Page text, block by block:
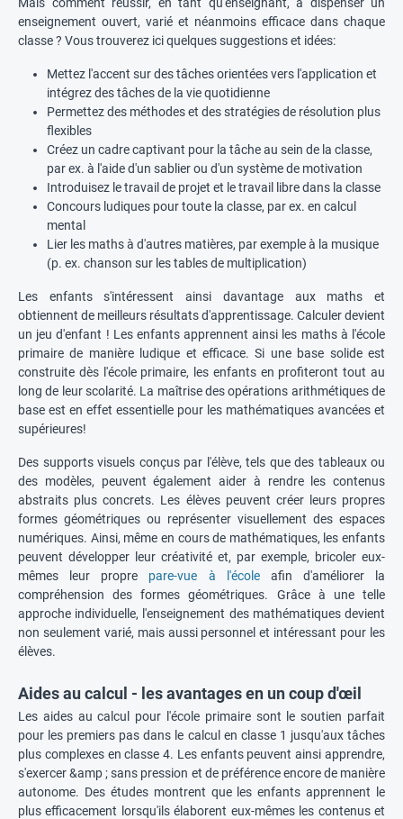
enseignement ouvert, varié et néanmoins efficace dans chaque
classe ? Vous trouverez ici quelques suggestions et idées:
Mettez l'accent sur des tâches orientées vers l'application et
intégrez des tâches de la vie quotidienne
Permettez des méthodes et des stratégies de résolution plus
flexibles
Créez un cadre captivant pour la tâche au sein de la classe,
par ex. à l'aide d'un sablier ou d'un système de motivation
Introduisez le travail de projet et le travail libre dans la classe
Concours ludiques pour toute la classe, par ex. en calcul
mental
Lier les maths à d'autres matières, par exemple à la musique
(p. ex. chanson sur les tables de multiplication)
Les enfants s'intéressent ainsi davantage aux maths et
obtiennent de meilleurs résultats d'apprentissage. Calculer devient
un jeu d'enfant ! Les enfants apprennent ainsi les maths à l'école
primaire de manière ludique et efficace. Si une base solide est
construite dès l'école primaire, les enfants en profiteront tout au
long de leur scolarité. La maîtrise des opérations arithmétiques de
base est en effet essentielle pour les mathématiques avancées et
supérieures!
Des supports visuels conçus par l'élève, tels que des tableaux ou
des modèles, peuvent également aider à rendre les contenus
abstraits plus concrets. Les élèves peuvent créer leurs propres
formes géométriques ou représenter visuellement des espaces
numériques. Ainsi, même en cours de mathématiques, les enfants
peuvent développer leur créativité et, par exemple, bricoler eux-
mêmes leur propre pare-vue à l'écoleafin d'améliorer la
compréhension des formes géométriques. Grâce à une telle
approche individuelle, l'enseignement des mathématiques devient
non seulement varié, mais aussi personnel et intéressant pour les
élèves.
Aides au calcul - les avantages en un coup d'œil
Les aides au calcul pour l'école primaire sont le soutien parfait
pour les premiers pas dans le calcul en classe 1 jusqu'aux tâches
plus complexes en classe 4. Les enfants peuvent ainsi apprendre,
s'exercer &amp ; sans pression et de préférence encore de manière
autonome. Des études montrent que les enfants apprennent le
plus efficacement lorsqu'ils élaborent eux-mêmes les contenus et